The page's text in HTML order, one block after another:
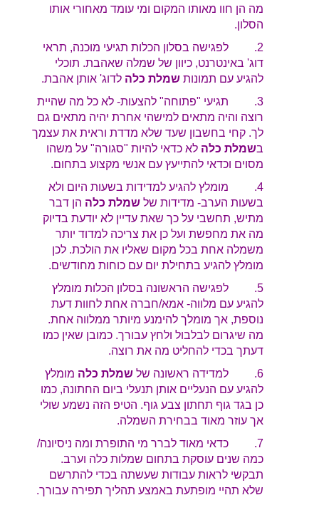
מה הן חוו מאותו המקום ומי עומד מאחורי אותו
הסלון.
2. לפגישה בסלון הכלות תגיעי מוכנה, תראי
דוג' באינטרנט, כיוון של שמלה שאהבת. תוכלי
להגיע עם תמונות שמלת כלה לדוג' אותן אהבת.
3. תגיעי "פתוחה" להצעות- לא כל מה שהיית
רוצה והיה מתאים למישהי אחרת יהיה מתאים גם
לך. קחי בחשבון שעד שלא מדדת וראית את עצמך
בשמלת כלה לא כדאי להיות "סגורה" על משהו
מסוים וכדאי להתייעץ עם אנשי מקצוע בתחום.
4. מומלץ להגיע למדידות בשעות היום ולא
בשעות הערב- מדידות של שמלת כלה הן דבר
מתיש, תחשבי על כך שאת עדיין לא יודעת בדיוק
מה את מחפשת ועל כן את צריכה למדוד יותר
משמלה אחת בכל מקום שאליו את הולכת. לכן
מומלץ להגיע בתחילת יום עם כוחות מחודשים.
5. לפגישה הראשונה בסלון הכלות מומלץ
להגיע עם מלווה- אמא/חברה אחת לחוות דעת
נוספת, אך מומלך להימנע מיותר ממלווה אחת.
מה שיגרום לבלבול ולחץ עבורך. כמובן שאין כמו
דעתך בכדי להחליט מה את רוצה.
6. למדידה ראשונה של
שמלת כלה מומלץ
להגיע עם הנעליים אותן תנעלי ביום החתונה, כמו
כן בגד גוף תחתון צבע גוף. הטיפ הזה נשמע שולי
אך עוזר מאוד בבחירת השמלה.
7. כדאי מאוד לברר מי התופרת ומה ניסיונה/
כמה שנים עוסקת בתחום שמלות כלה וערב.
תבקשי לראות עבודות שעשתה בכדי להתרשם
שלא תהיי מופתעת באמצע תהליך תפירה עבורך.